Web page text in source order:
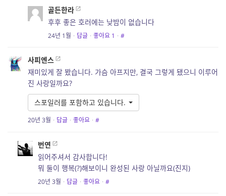
골든한라
후후 좋은 호러에는 낮밤이 없습니다
24년 1월 · 답글 · 좋아요 1 · #
사피엔스
재미있게 잘 봤습니다. 가슴 아프지만, 결국 그렇게 됐으니 이루어
진 사랑일까요?
스포일러를 포함하고 있습니다.
20년 3월 · 답글 · 좋아요 · #
번연
읽어주셔서 감사합니다!
뭐 둘이 행복(?)해보이니 완성된 사랑 아닐까요(진지)
20년 3월 · 답글 · 좋아요 · #